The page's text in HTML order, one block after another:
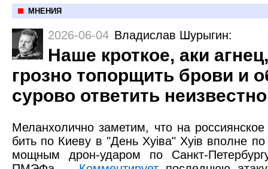
МНЕНИЯ
2026-06-04 Владислав Шурыгин:
Наше кроткое, аки
грозно топорщить брови и
сурово ответить
Меланхолично заметим, что на
бить по Киеву в "День Хуiвa" Хуiв вполне по
мощным дрон-ударом по Санкт-